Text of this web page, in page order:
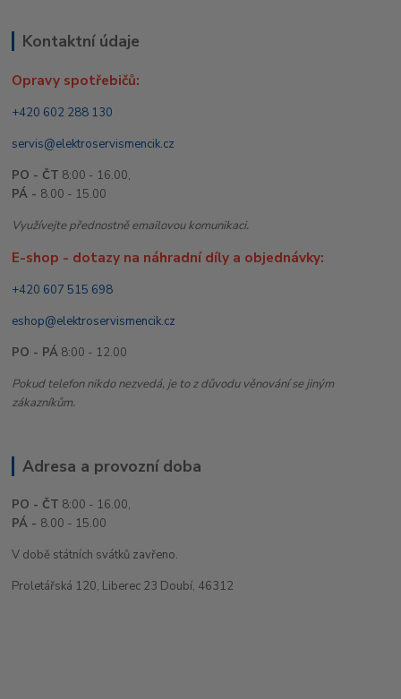
Kontaktní údaje
Opravy spotřebičů:
+420 602 288 130
servis@elektroservismencik.cz
PO - ČT 8:00 - 16.00,
PÁ - 8.00 - 15.00
Využívejte přednostně emailovou komunikaci.
E-shop - dotazy na náhradní díly a objednávky:
+420 607 515 698
eshop@elektroservismencik.cz
PO - PÁ 8:00 - 12.00
Pokud telefon nikdo nezvedá, je to z důvodu věnování se jiným
zákazníkům.
Adresa a provozní doba
PO - ČT 8:00 - 16.00,
PÁ - 8.00 - 15.00
V době státních svátků zavřeno.
Proletářská 120, Liberec 23 Doubí, 46312